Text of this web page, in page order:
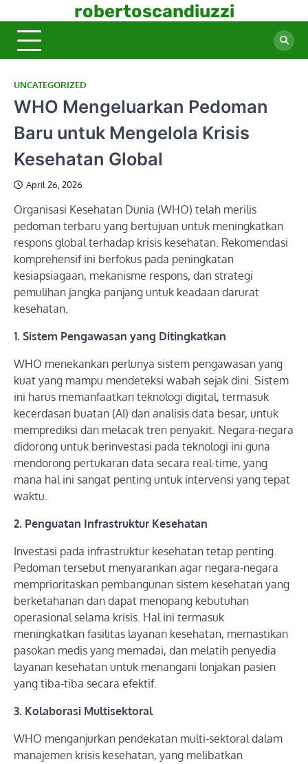
to
content
robertoscandiuzzi
UNCATEGORIZED
WHO Mengeluarkan Pedoman
Baru untuk Mengelola Krisis
Kesehatan Global
April 26, 2026
Organisasi Kesehatan Dunia (WHO) telah merilis
pedoman terbaru yang bertujuan untuk meningkatkan
respons global terhadap krisis kesehatan. Rekomendasi
komprehensif ini berfokus pada peningkatan
kesiapsiagaan, mekanisme respons, dan strategi
pemulihan jangka panjang untuk keadaan darurat
kesehatan.
1. Sistem Pengawasan yang Ditingkatkan
WHO menekankan perlunya sistem pengawasan yang
kuat yang mampu mendeteksi wabah sejak dini. Sistem
ini harus memanfaatkan teknologi digital, termasuk
kecerdasan buatan (AI) dan analisis data besar, untuk
memprediksi dan melacak tren penyakit. Negara-negara
didorong untuk berinvestasi pada teknologi ini guna
mendorong pertukaran data secara real-time, yang
mana hal ini sangat penting untuk intervensi yang tepat
waktu.
2. Penguatan Infrastruktur Kesehatan
Investasi pada infrastruktur kesehatan tetap penting.
Pedoman tersebut menyarankan agar negara-negara
memprioritaskan pembangunan sistem kesehatan yang
berketahanan dan dapat menopang kebutuhan
operasional selama krisis. Hal ini termasuk
meningkatkan fasilitas layanan kesehatan, memastikan
pasokan medis yang memadai, dan melatih penyedia
layanan kesehatan untuk menangani lonjakan pasien
yang tiba-tiba secara efektif.
3. Kolaborasi Multisektoral
WHO menganjurkan pendekatan multi-sektoral dalam
manajemen krisis kesehatan, yang melibatkan